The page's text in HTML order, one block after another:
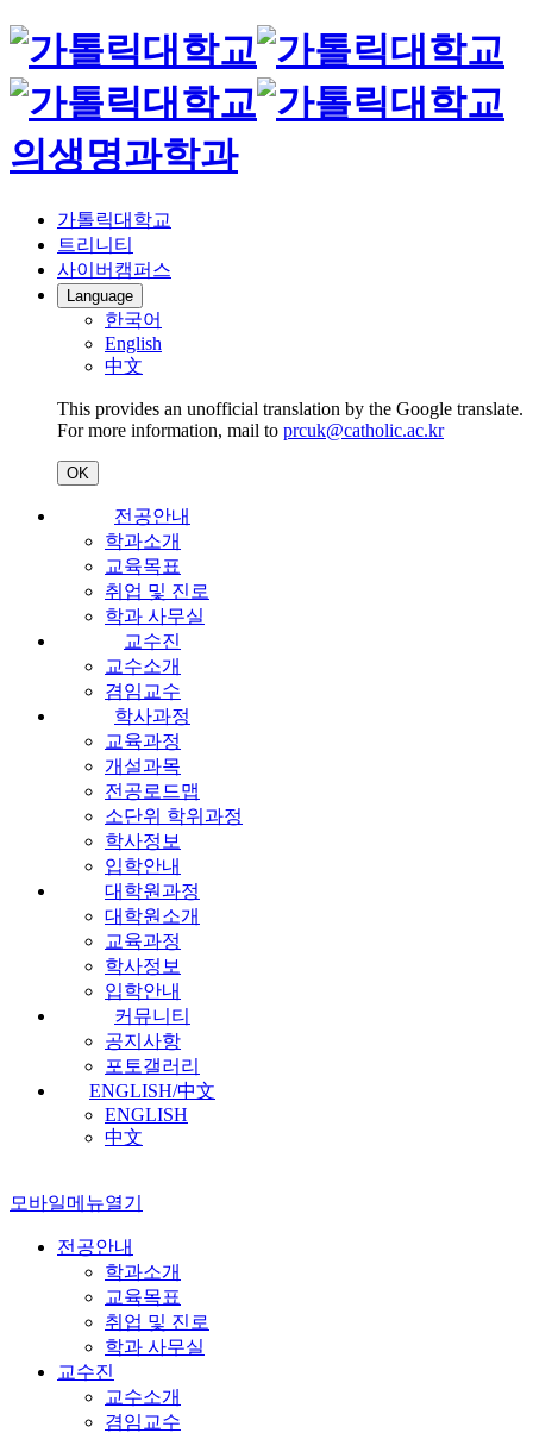
의생명과학과
가톨릭대학교
트리니티
사이버캠퍼스
Language
한국어
English
中文
This provides an unofficial translation by the Google translate.
For more information, mail to prcuk@catholic.ac.kr
OK
전공안내
학과소개
교육목표
취업 및 진로
학과 사무실
교수진
교수소개
겸임교수
학사과정
교육과정
개설과목
전공로드맵
소단위 학위과정
학사정보
입학안내
대학원과정
대학원소개
교육과정
학사정보
입학안내
커뮤니티
공지사항
포토갤러리
ENGLISH/中文
ENGLISH
中文
모바일메뉴열기
전공안내
학과소개
교육목표
취업 및 진로
학과 사무실
교수진
교수소개
겸임교수